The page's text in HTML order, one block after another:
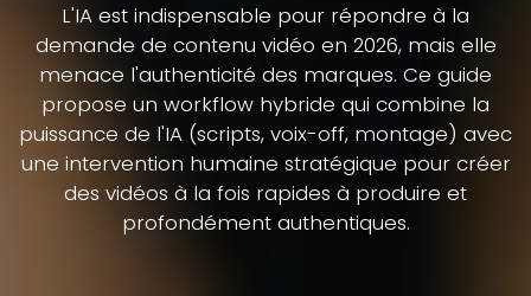
L'IA est indispensable pour répondre à la
demande de contenu vidéo en 2026, mais elle
menace l'authenticité des marques. Ce guide
propose un workflow hybride qui combine la
puissance de l'IA (scripts, voix-off, montage) avec
une intervention humaine stratégique pour créer
des vidéos à la fois rapides à produire et
profondément authentiques.